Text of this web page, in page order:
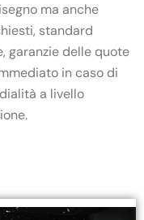
ma anche
standard
garanzie delle quote
in caso di
a livello